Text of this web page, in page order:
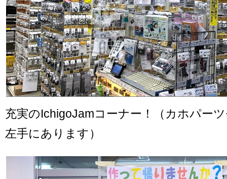
充実のIchigoJamコーナー！（カホパー
左手にあります）